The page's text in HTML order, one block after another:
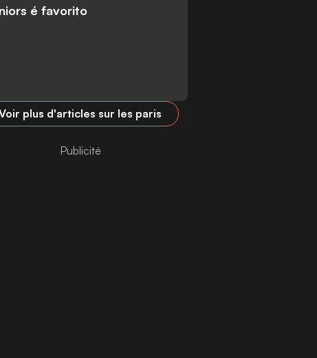
é favorito
plus d'articles sur les paris